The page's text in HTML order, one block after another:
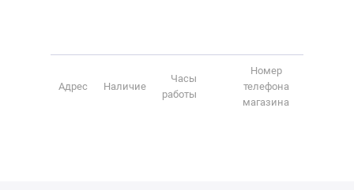
Адрес Наличие
Часы
работы
Номер
телефона
магазина